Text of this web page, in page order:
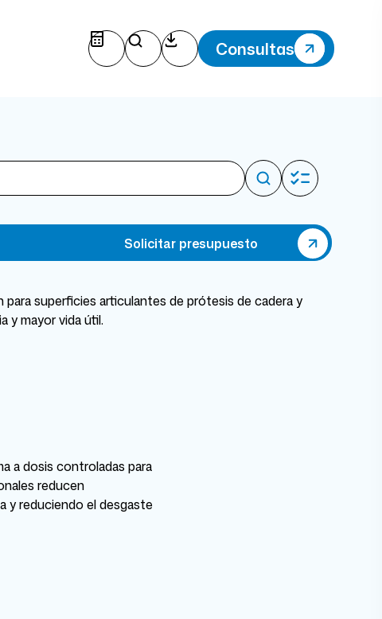
Consultas
para superficies articulantes de prótesis de cadera y
y mayor vida útil.
Solicitar presupuesto
a dosis controladas para
reducen
y reduciendo el desgaste